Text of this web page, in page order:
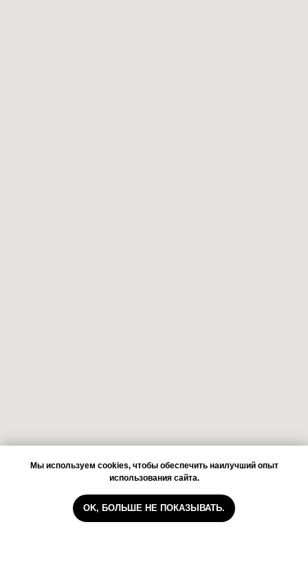
Мы используем cookies, чтобы обеспечить наилучший опыт
использования сайта.
OK, БОЛЬШЕ НЕ ПОКАЗЫВАТЬ.